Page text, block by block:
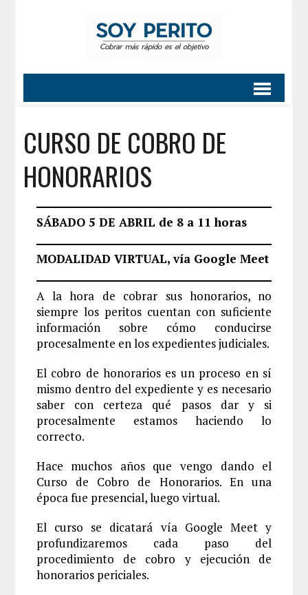
CURSO DE COBRO DE
HONORARIOS
SÁBADO 5 DE ABRIL de 8 a 11 horas
MODALIDAD VIRTUAL, vía Google Meet
A la hora de cobrar sus honorarios, no
siempre los peritos cuentan con suficiente
información sobre cómo conducirse
procesalmente en los expedientes judiciales.
El cobro de honorarios es un proceso en sí
mismo dentro del expediente y es necesario
saber con certeza qué pasos dar y si
procesalmente estamos haciendo lo
correcto.
Hace muchos años que vengo dando el
Curso de Cobro de Honorarios. En una
época fue presencial, luego virtual.
El curso se dicatará vía Google Meet y
profundizaremos cada paso del
procedimiento de cobro y ejecución de
honorarios periciales.